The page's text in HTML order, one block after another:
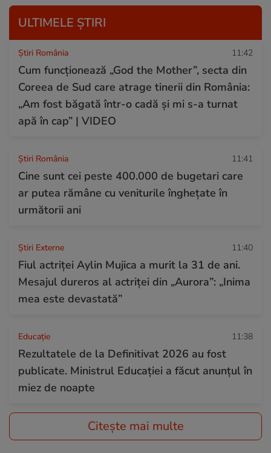
ULTIMELE ȘTIRI
Știri România 11:42
Cum funcționează „God the Mother”, secta din
Coreea de Sud care atrage tinerii din România:
„Am fost băgată într-o cadă și mi s-a turnat
apă în cap” | VIDEO
Știri România 11:41
Cine sunt cei peste 400.000 de bugetari care
ar putea rămâne cu veniturile înghețate în
următorii ani
Știri Externe 11:40
Fiul actriței Aylin Mujica a murit la 31 de ani.
Mesajul dureros al actriței din „Aurora”: „Inima
mea este devastată”
Educație 11:38
Rezultatele de la Definitivat 2026 au fost
publicate. Ministrul Educației a făcut anunțul în
miez de noapte
Citește mai multe